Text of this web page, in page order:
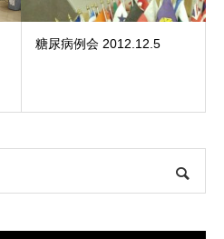
糖尿病例会 2012.12.5